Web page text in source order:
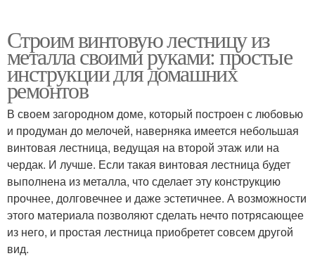
Строим винтовую лестницу из
металла своими руками: простые
инструкции для домашних
ремонтов
В своем загородном доме, который построен с любовью
и продуман до мелочей, наверняка имеется небольшая
винтовая лестница, ведущая на второй этаж или на
чердак. И лучше. Если такая винтовая лестница будет
выполнена из металла, что сделает эту конструкцию
прочнее, долговечнее и даже эстетичнее. А возможности
этого материала позволяют сделать нечто потрясающее
из него, и простая лестница приобретет совсем другой
вид.